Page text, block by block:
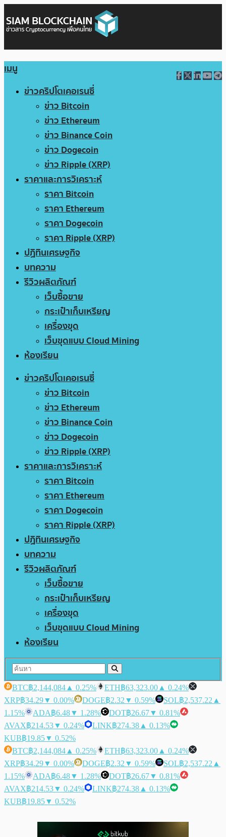
เมนู
ข่าวคริปโตเคอเรนซี่
ข่าว Bitcoin
ข่าว Ethereum
ข่าว Binance Coin
ข่าว Dogecoin
ข่าว Ripple (XRP)
ราคาและการวิเคราะห์
ราคา Bitcoin
ราคา Ethereum
ราคา Dogecoin
ราคา Ripple (XRP)
ปฏิทินเศรษฐกิจ
บทความ
รีวิวผลิตภัณฑ์
เว็บซื้อขาย
กระเป๋าเก็บเหรียญ
เครื่องขุด
เว็บขุดแบบ Cloud Mining
ห้องเรียน
ข่าวคริปโตเคอเรนซี่
ข่าว Bitcoin
ข่าว Ethereum
ข่าว Binance Coin
ข่าว Dogecoin
ข่าว Ripple (XRP)
ราคาและการวิเคราะห์
ราคา Bitcoin
ราคา Ethereum
ราคา Dogecoin
ราคา Ripple (XRP)
ปฏิทินเศรษฐกิจ
บทความ
รีวิวผลิตภัณฑ์
เว็บซื้อขาย
กระเป๋าเก็บเหรียญ
เครื่องขุด
เว็บขุดแบบ Cloud Mining
ห้องเรียน
BTC฿2,144,084 ▲ 0.25% ETH฿63,323.00 ▲ 0.24%
XRP฿34.29▼ 0.00% DOGE฿2.32 ▼ 0.59% SOL฿2,537.22 ▲
1.15%
ADA฿6.48▼ 1.28% DOT฿26.67▼ 0.81%
AVAX฿214.53▼ 0.24% LINK฿274.38 ▲ 0.13%
KUB฿19.85▼ 0.52%
BTC฿2,144,084 ▲ 0.25% ETH฿63,323.00 ▲ 0.24%
XRP฿34.29▼ 0.00% DOGE฿2.32 ▼ 0.59% SOL฿2,537.22 ▲
1.15%
ADA฿6.48▼ 1.28% DOT฿26.67▼ 0.81%
AVAX฿214.53▼ 0.24% LINK฿274.38 ▲ 0.13%
KUB฿19.85▼ 0.52%